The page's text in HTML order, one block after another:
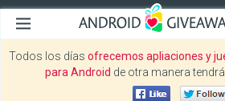
Todos los días ofrecemos apliaciones y
para Android de otra manera